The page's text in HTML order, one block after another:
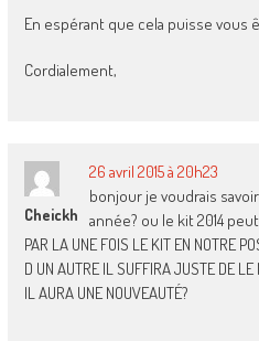
En espérant que cela puisse vous
Cordialement,
Cheickh
26 avril 2015 à 20h23
bonjour je voudrais
année? ou le kit 2014 peut
PAR LA UNE FOIS LE KIT EN NOTRE
D UN AUTRE IL SUFFIRA JUSTE DE
IL AURA UNE NOUVEAUTÉ?